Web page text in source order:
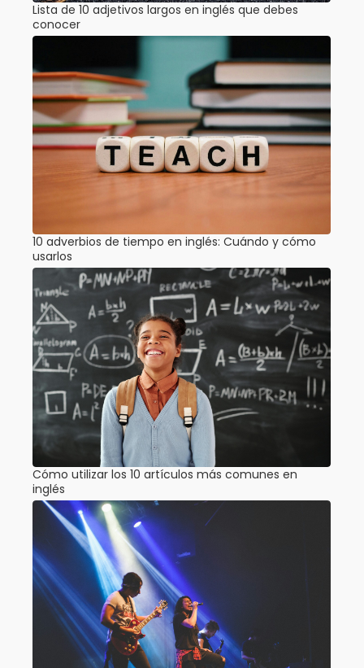
Lista de 10 adjetivos largos en inglés que debes
conocer
10 adverbios de tiempo en inglés: Cuándo y cómo
usarlos
Cómo utilizar los 10 artículos más comunes en
inglés